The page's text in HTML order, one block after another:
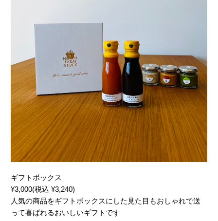
ギフトボックス
¥3,000(税込 ¥3,240)
人気の商品をギフトボックスにした見た目もおしゃれで送
って喜ばれるおいしいギフトです